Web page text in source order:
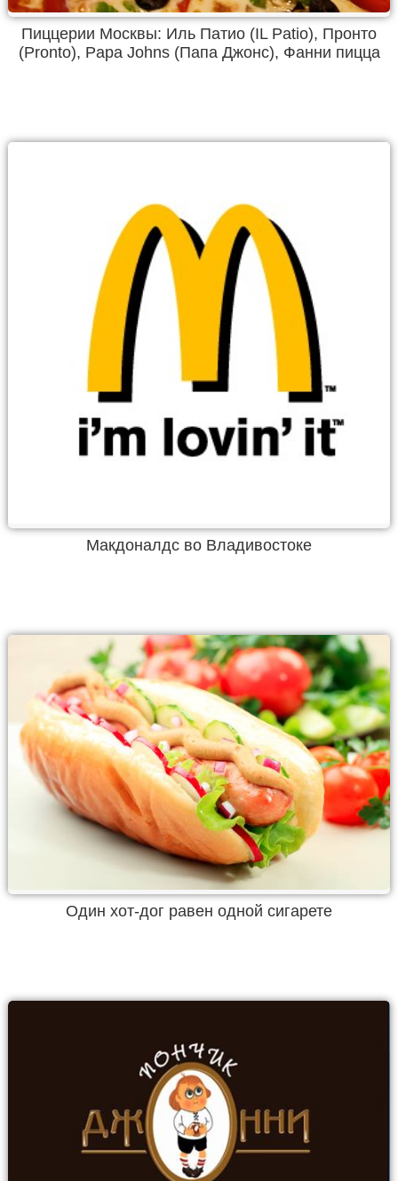
Пиццерии Москвы: Иль Патио (IL Patio), Пронто
(Pronto), Papa Johns (Папа Джонс), Фанни пицца
Макдоналдс во Владивостоке
Один хот-дог равен одной сигарете